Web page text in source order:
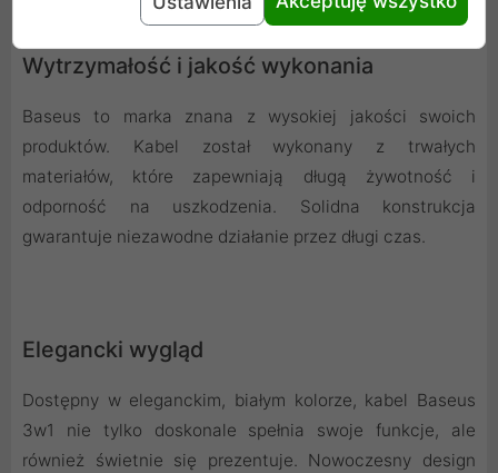
Wytrzymałość i jakość wykonania
Baseus to marka znana z wysokiej jakości swoich
produktów. Kabel został wykonany z trwałych
materiałów, które zapewniają długą żywotność i
odporność na uszkodzenia. Solidna konstrukcja
gwarantuje niezawodne działanie przez długi czas.
Elegancki wygląd
Dostępny w eleganckim, białym kolorze, kabel Baseus
3w1 nie tylko doskonale spełnia swoje funkcje, ale
również świetnie się prezentuje. Nowoczesny design